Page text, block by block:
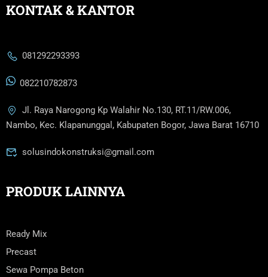
KONTAK & KANTOR
081292293393
082210782873
Jl. Raya Narogong Kp Walahir No.130, RT.11/RW.006,
Nambo, Kec. Klapanunggal, Kabupaten Bogor, Jawa Barat 16710
solusindokonstruksi@gmail.com
PRODUK LAINNYA
Ready Mix
Precast
Sewa Pompa Beton